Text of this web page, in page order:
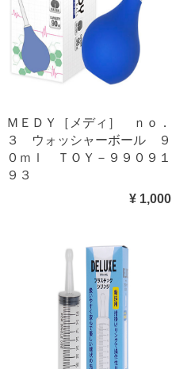
ＭＥＤＹ［メディ］ ｎｏ．
３ ウォッシャーボール ９
０ｍｌ ＴＯＹ－９９０９１
９３
¥ 1,000